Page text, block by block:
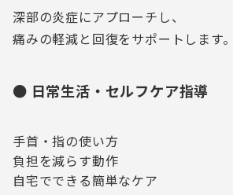
深部の炎症にアプローチし、
痛みの軽減と回復をサポートします。
● 日常生活・セルフケア指導
手首・指の使い方
負担を減らす動作
自宅でできる簡単なケア